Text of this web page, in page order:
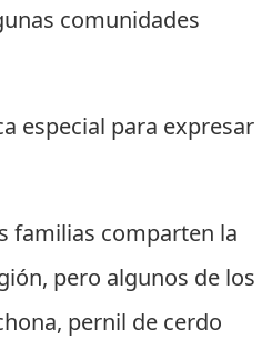
comunidades
especial para expresar
familias comparten la
pero algunos de los
pernil de cerdo